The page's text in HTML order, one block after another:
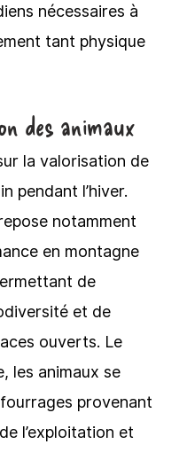
nécessaires à
tant physique
des animaux
la valorisation de
pendant l’hiver.
notamment
en montagne
de
et de
ouverts. Le
les animaux se
provenant
l’exploitation et